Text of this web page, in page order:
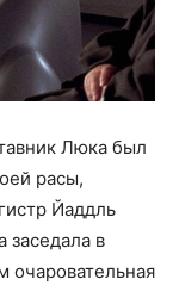
Люка был
расы,
Йаддль
заседала в
очаровательная